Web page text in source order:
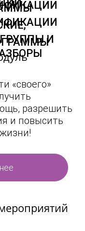
И
«своего»
разрешить
и повысить